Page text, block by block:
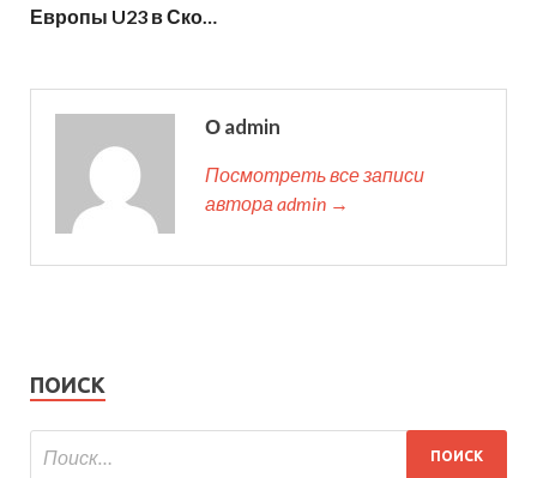
Европы U23 в Ско…
О admin
Посмотреть все записи
автора admin →
ПОИСК